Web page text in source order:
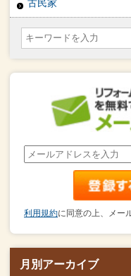
古民家
利用規約に同意の上、メー
月別アーカイブ